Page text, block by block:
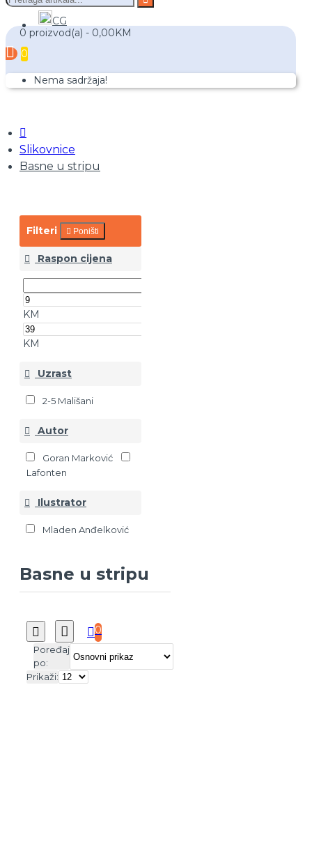
CG
0 proizvod(a) - 0,00KM
0
Nema sadržaja!
Slikovnice
Basne u stripu
Filteri Poništi
Raspon cijena
KM
KM
Uzrast
2-5 Mališani
Autor
Goran Marković
Lafonten
Ilustrator
Mladen Anđelković
Basne u stripu
0
Poređaj
po:
Prikaži: